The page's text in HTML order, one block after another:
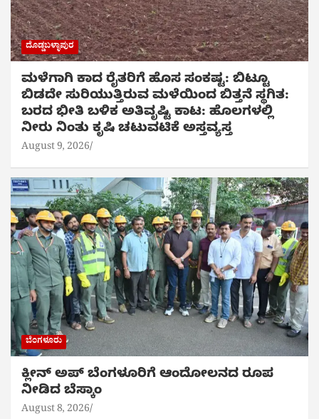
ದೊಡ್ಡಬಳ್ಳಾಪುರ
ಮಳೆಗಾಗಿ ಕಾದ ರೈತರಿಗೆ ಹೊಸ ಸಂಕಷ್ಟ: ಬಿಟ್ಟೂ
ಬಿಡದೇ ಸುರಿಯುತ್ತಿರುವ ಮಳೆಯಿಂದ ಬಿತ್ತನೆ ಸ್ಥಗಿತ:
ಬರದ ಭೀತಿ ಬಳಿಕ ಅತಿವೃಷ್ಟಿ ಕಾಟ: ಹೊಲಗಳಲ್ಲಿ
ನೀರು ನಿಂತು ಕೃಷಿ ಚಟುವಟಿಕೆ ಅಸ್ತವ್ಯಸ್ತ
August 9, 2026
ಬೆಂಗಳೂರು
ಕ್ಲೀನ್ ಅಪ್ ಬೆಂಗಳೂರಿಗೆ ಆಂದೋಲನದ ರೂಪ
ನೀಡಿದ ಬೆಸ್ಕಾಂ
August 8, 2026